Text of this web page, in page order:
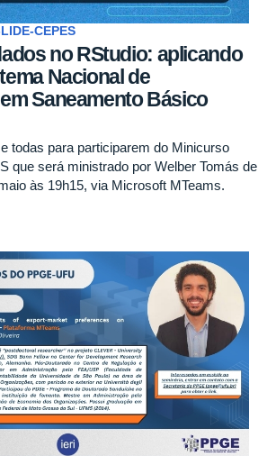
CEPES
no RStudio: aplicando
Nacional de
Saneamento Básico
todas para participarem do Minicurso
que será ministrado por Welber Tomás de
às 19h15, via Microsoft MTeams.